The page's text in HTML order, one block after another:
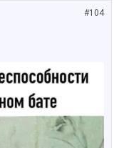
#104